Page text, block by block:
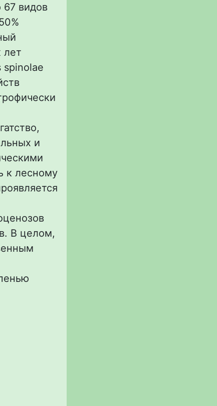
67 видов
лет
spinolae
и
к лесному
В целом,